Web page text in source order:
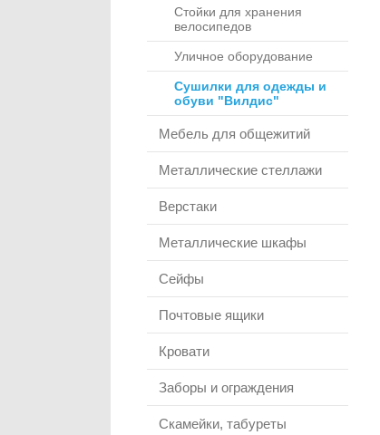
Стойки для хранения
велосипедов
Уличное оборудование
Сушилки для одежды и
обуви "Вилдис"
Мебель для общежитий
Металлические стеллажи
Верстаки
Металлические шкафы
Сейфы
Почтовые ящики
Кровати
Заборы и ограждения
Скамейки, табуреты